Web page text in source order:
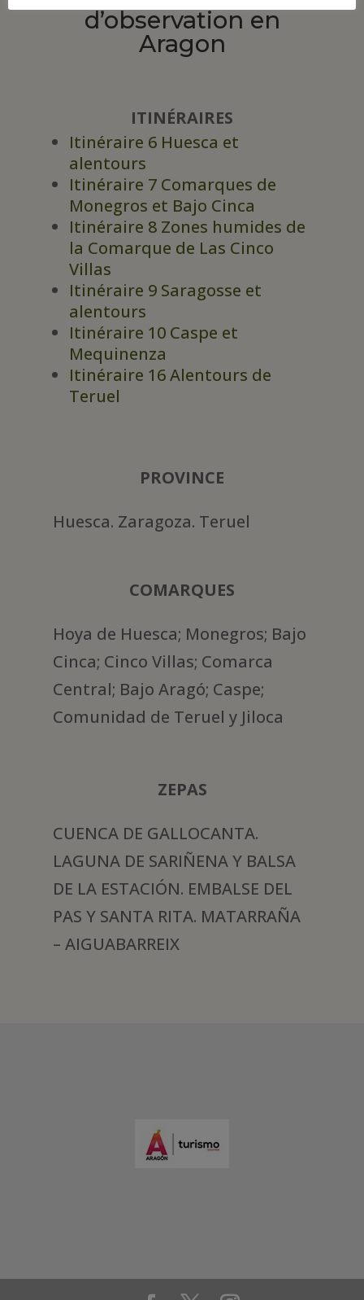
d’observation en
Aragon
ITINÉRAIRES
Itinéraire 6 Huesca et
alentours
Itinéraire 7 Comarques de
Monegros et Bajo Cinca
Itinéraire 8 Zones humides de
la Comarque de Las Cinco
Villas
Itinéraire 9 Saragosse et
alentours
Itinéraire 10 Caspe et
Mequinenza
Itinéraire 16 Alentours de
Teruel
PROVINCE
Huesca. Zaragoza. Teruel
COMARQUES
Hoya de Huesca; Monegros; Bajo
Cinca; Cinco Villas; Comarca
Central; Bajo Aragó; Caspe;
Comunidad de Teruel y Jiloca
ZEPAS
CUENCA DE GALLOCANTA.
LAGUNA DE SARIÑENA Y BALSA
DE LA ESTACIÓN. EMBALSE DEL
PAS Y SANTA RITA. MATARRAÑA
– AIGUABARREIX